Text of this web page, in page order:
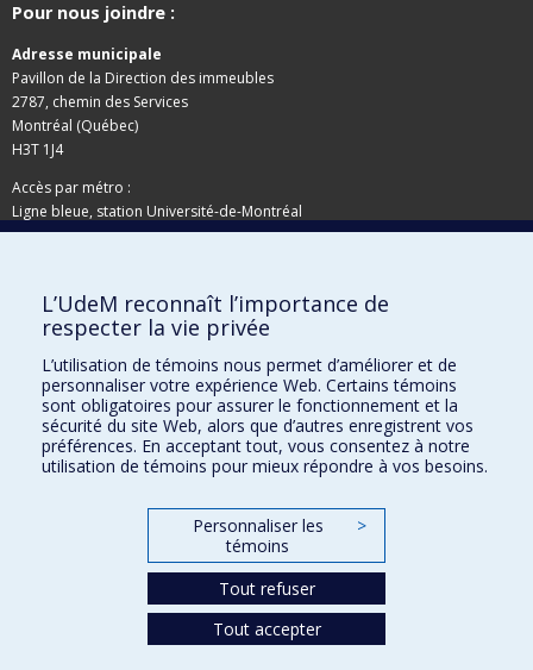
Pour nous joindre :
Adresse municipale
Pavillon de la Direction des immeubles
2787, chemin des Services
Montréal (Québec)
H3T 1J4
Accès par métro :
Ligne bleue, station Université-de-Montréal
Pavillon de la Direction des immeubles
C.P. 6128, succursale Centre-ville
Montréal (Québec)
H3C 3J7
Besoin d'aide ?
Joindre l'équipe
L’UdeM reconnaît l’importance de
respecter la vie privée
L’utilisation de témoins nous permet d’améliorer et de
personnaliser votre expérience Web. Certains témoins
sont obligatoires pour assurer le fonctionnement et la
sécurité du site Web, alors que d’autres enregistrent vos
préférences. En acceptant tout, vous consentez à notre
utilisation de témoins pour mieux répondre à vos besoins.
Personnaliser les
témoins
>
Tout refuser
Tout accepter